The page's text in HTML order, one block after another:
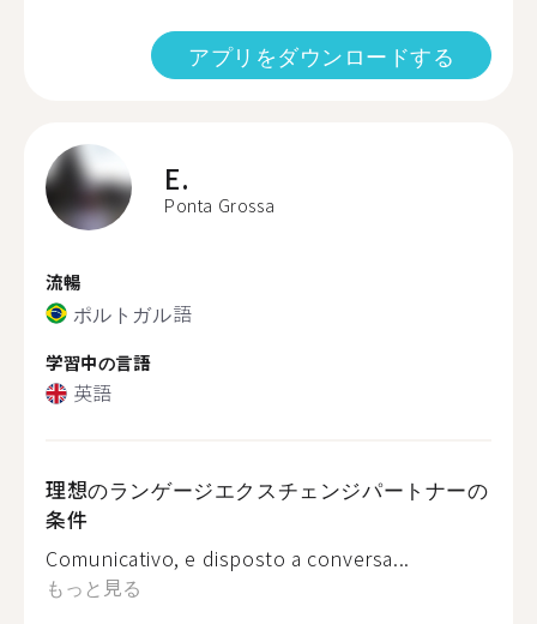
アプリをダウンロードする
E.
Ponta Grossa
流暢
ポルトガル語
学習中の言語
英語
理想のランゲージエクスチェンジパートナーの
条件
Comunicativo, e disposto a conversa...
もっと見る